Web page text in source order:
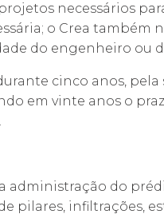
necessários
o Crea também
do engenheiro ou
cinco anos,
em vinte anos o
administração do
pilares, infiltrações,